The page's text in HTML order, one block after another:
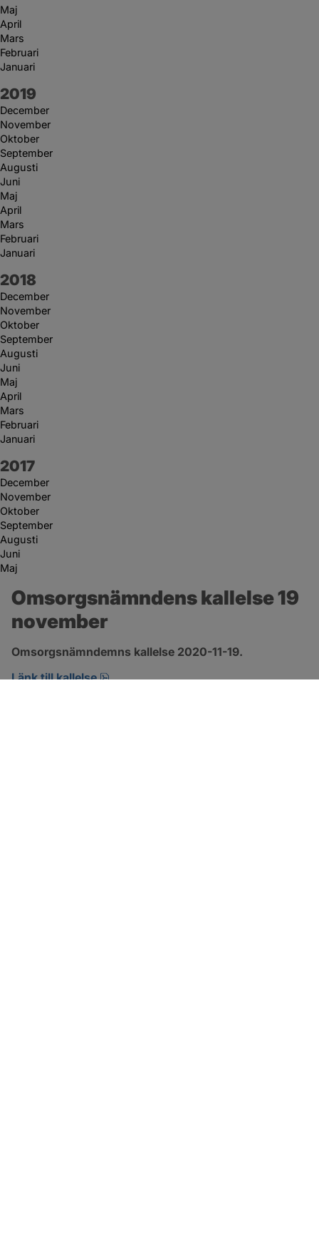
Maj
April
Mars
Februari
Januari
År:
2019
December
November
Oktober
September
Augusti
Juni
Maj
April
Mars
Februari
Januari
År:
2018
December
November
Oktober
September
Augusti
Juni
Maj
April
Mars
Februari
Januari
År:
2017
December
November
Oktober
September
Augusti
Juni
Maj
Omsorgsnämndens kallelse 19
november
Omsorgsnämndemns kallelse 2020-11-19.
Länk till kallelse
pdf, öppnas i nytt fönster.